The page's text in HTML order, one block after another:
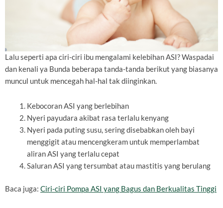
Lalu seperti apa ciri-ciri ibu mengalami kelebihan ASI? Waspadai
dan kenali ya Bunda beberapa tanda-tanda berikut yang biasanya
muncul untuk mencegah hal-hal tak diinginkan.
Kebocoran ASI yang berlebihan
Nyeri payudara akibat rasa terlalu kenyang
Nyeri pada puting susu, sering disebabkan oleh bayi
menggigit atau mencengkeram untuk memperlambat
aliran ASI yang terlalu cepat
Saluran ASI yang tersumbat atau mastitis yang berulang
Baca juga: Ciri-ciri Pompa ASI yang Bagus dan Berkualitas Tinggi